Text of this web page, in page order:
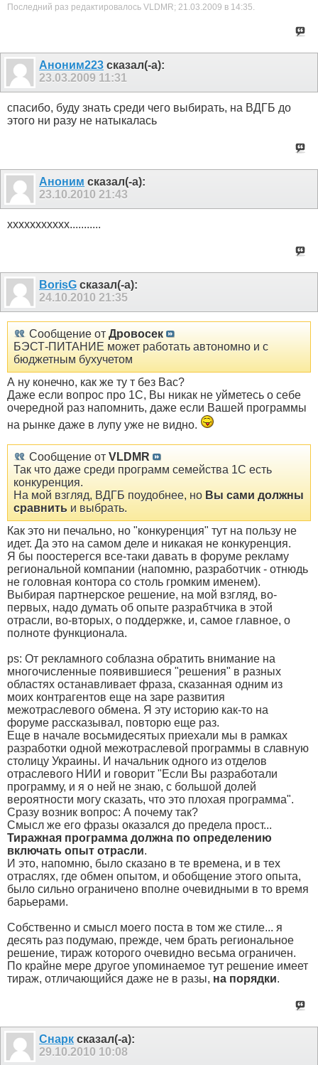
Последний раз редактировалось VLDMR; 21.03.2009 в 14:35.
Аноним223 сказал(-а):
23.03.2009 11:31
спасибо, буду знать среди чего выбирать, на ВДГБ до
этого ни разу не натыкалась
Аноним сказал(-а):
23.10.2010 21:43
ххххххххххх...........
BorisG сказал(-а):
24.10.2010 21:35
Сообщение от Дровосек
БЭСТ-ПИТАНИЕ может работать автономно и с
бюджетным бухучетом
А ну конечно, как же ту т без Вас?
Даже если вопрос про 1С, Вы никак не уйметесь о себе
очередной раз напомнить, даже если Вашей программы
на рынке даже в лупу уже не видно.
Сообщение от VLDMR
Так что даже среди программ семейства 1С есть
конкуренция.
На мой взгляд, ВДГБ поудобнее, но Вы сами должны
сравнить и выбрать.
Как это ни печально, но "конкуренция" тут на пользу не
идет. Да это на самом деле и никакая не конкуренция.
Я бы поостерегся все-таки давать в форуме рекламу
региональной компании (напомню, разработчик - отнюдь
не головная контора со столь громким именем).
Выбирая партнерское решение, на мой взгляд, во-
первых, надо думать об опыте разрабтчика в этой
отрасли, во-вторых, о поддержке, и, самое главное, о
полноте функционала.
ps: От рекламного соблазна обратить внимание на
многочисленные появившиеся "решения" в разных
областях останавливает фраза, сказанная одним из
моих контрагентов еще на заре развития
межотраслевого обмена. Я эту историю как-то на
форуме рассказывал, повторю еще раз.
Еще в начале восьмидесятых приехали мы в рамках
разработки одной межотраслевой программы в славную
столицу Украины. И начальник одного из отделов
отраслевого НИИ и говорит "Если Вы разработали
программу, и я о ней не знаю, с большой долей
вероятности могу сказать, что это плохая программа".
Сразу возник вопрос: А почему так?
Смысл же его фразы оказался до предела прост...
Тиражная программа должна по определению
включать опыт отрасли.
И это, напомню, было сказано в те времена, и в тех
отраслях, где обмен опытом, и обобщение этого опыта,
было сильно ограничено вполне очевидными в то время
барьерами.
Собственно и смысл моего поста в том же стиле... я
десять раз подумаю, прежде, чем брать региональное
решение, тираж которого очевидно весьма ограничен.
По крайне мере другое упоминаемое тут решение имеет
тираж, отличающийся даже не в разы, на порядки.
Снарк сказал(-а):
29.10.2010 10:08